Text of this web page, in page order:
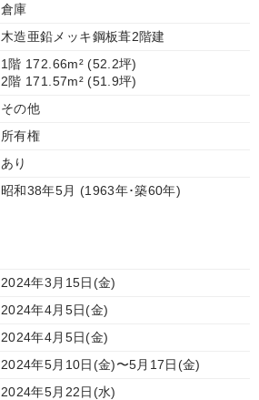
倉庫
木造亜鉛メッキ鋼板葺2階建
1階 172.66m² (52.2坪)
2階 171.57m² (51.9坪)
その他
所有権
あり
昭和38年5月 (1963年･築60年)
2024年3月15日(金)
2024年4月5日(金)
2024年4月5日(金)
2024年5月10日(金)〜5月17日(金)
2024年5月22日(水)